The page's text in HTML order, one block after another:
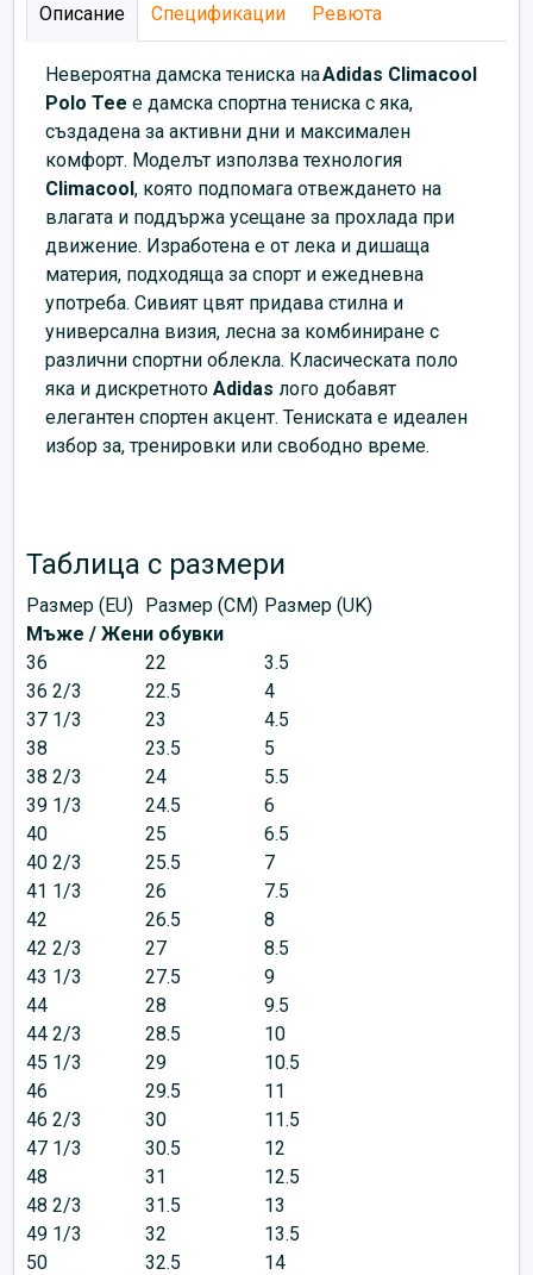
Описание Спецификации Ревюта
Невероятна дамска тениска наAdidas Climacool
Polo Tee е дамска спортна тениска с яка,
създадена за активни дни и максимален
комфорт. Моделът използва технология
Climacool, която подпомага отвеждането на
влагата и поддържа усещане за прохлада при
движение. Изработена е от лека и дишаща
материя, подходяща за спорт и ежедневна
употреба. Сивият цвят придава стилна и
универсална визия, лесна за комбиниране с
различни спортни облекла. Класическата поло
яка и дискретното Adidas лого добавят
елегантен спортен акцент. Тениската е идеален
избор за, тренировки или свободно време.
Таблица с размери
Размер (EU) Размер (CM) Размер (UK)
Мъже / Жени обувки
36
22
3.5
36 2/3
22.5
4
37 1/3
23
4.5
38
23.5
5
38 2/3
24
5.5
39 1/3
24.5
6
40
25
6.5
40 2/3
25.5
7
41 1/3
26
7.5
42
26.5
8
42 2/3
27
8.5
43 1/3
27.5
9
44
28
9.5
44 2/3
28.5
10
45 1/3
29
10.5
46
29.5
11
46 2/3
30
11.5
47 1/3
30.5
12
48
31
12.5
48 2/3
31.5
13
49 1/3
32
13.5
50
32.5
14